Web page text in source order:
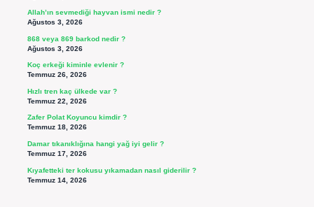
Allah’ın sevmediği hayvan ismi nedir ?
Ağustos 3, 2026
868 veya 869 barkod nedir ?
Ağustos 3, 2026
Koç erkeği kiminle evlenir ?
Temmuz 26, 2026
Hızlı tren kaç ülkede var ?
Temmuz 22, 2026
Zafer Polat Koyuncu kimdir ?
Temmuz 18, 2026
Damar tıkanıklığına hangi yağ iyi gelir ?
Temmuz 17, 2026
Kıyafetteki ter kokusu yıkamadan nasıl giderilir ?
Temmuz 14, 2026